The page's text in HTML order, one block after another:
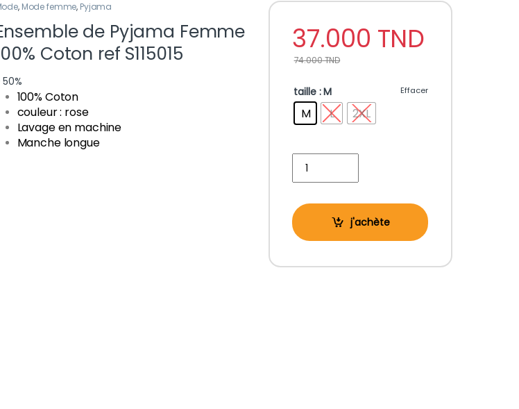
, Mode femme, Pyjama
de Pyjama Femme
Coton ref S115015
100% Coton
couleur : rose
Lavage en machine
Manche longue
37.000 TND
74.000TND
taille : M
M L 2XL
Effacer
j'achète